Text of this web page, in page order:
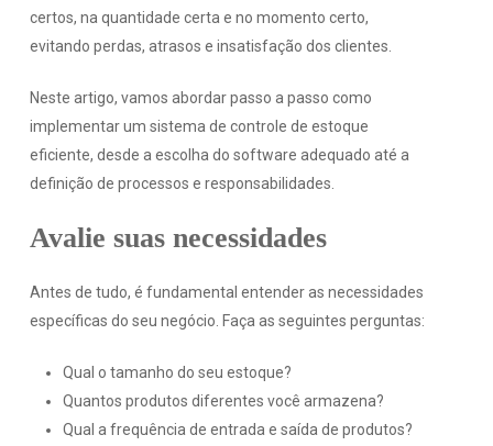
certos, na quantidade certa e no momento certo,
evitando perdas, atrasos e insatisfação dos clientes.
Neste artigo, vamos abordar passo a passo como
implementar um sistema de controle de estoque
eficiente, desde a escolha do software adequado até a
definição de processos e responsabilidades.
Avalie suas necessidades
Antes de tudo, é fundamental entender as necessidades
específicas do seu negócio. Faça as seguintes perguntas:
Qual o tamanho do seu estoque?
Quantos produtos diferentes você armazena?
Qual a frequência de entrada e saída de produtos?